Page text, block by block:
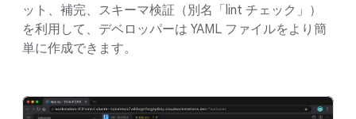
ット、補完、スキーマ検証（別名「lint チェック」）
を利用して、デベロッパーは YAML ファイルをより簡
単に作成できます。